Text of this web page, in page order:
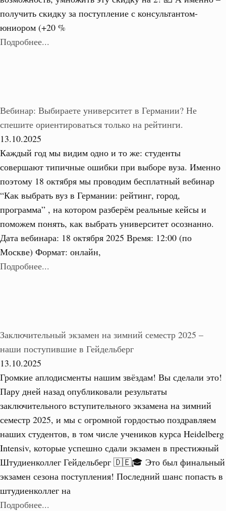
получить скидку за поступление с консультантом-
юниором (+20 %
Подробнее...
Вебинар: Выбираете университет в Германии? Не
спешите ориентироваться только на рейтинги.
13.10.2025
Каждый год мы видим одно и то же: студенты
совершают типичные ошибки при выборе вуза. Именно
поэтому 18 октября мы проводим бесплатный вебинар
“Как выбрать вуз в Германии: рейтинг, город,
программа” , на котором разберём реальные кейсы и
поможем понять, как выбрать университет осознанно.
Дата вебинара: 18 октября 2025 Время: 12:00 (по
Москве) Формат: онлайн,
Подробнее...
Заключительный экзамен на зимний семестр 2025 –
наши поступившие в Гейдельберг
13.10.2025
Громкие аплодисменты нашим звёздам! Вы сделали это!
Пару дней назад опубликовали результаты
заключительного вступительного экзамена на зимний
семестр 2025, и мы с огромной гордостью поздравляем
наших студентов, в том числе учеников курса Heidelberg
Intensiv, которые успешно сдали экзамен в престижный
Штудиенколлег Гейдельберг 🇩🇪🎓 Это был финальный
экзамен сезона поступления! Последний шанс попасть в
штудиенколлег на
Подробнее...